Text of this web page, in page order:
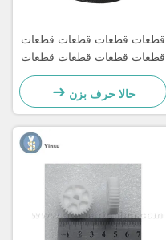
قطعات قطعات قطعات قطعات
قطعات قطعات قطعات قطعات
قطعات قطعات قطعات قطعات
قطعات قطعات قطعات قطعات
قطعات قطعات قطعات قطعات
قطعات قطعات قطعات قطعات
قطعات قطعات قطعات قطعات
قطعات قطعات قطعات قطعات
قطعات قطعات قطعات قطعات
قطعات قطعات قطعات قطعات
قطعات قطعات قطعات قطعات
حالا حرف بزن